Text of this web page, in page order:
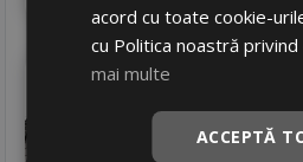
Bridgestone
225/40 R18
Turisme
acord cu toate cookie-
cu Politica noastră
mai multe
ACCEPTĂ